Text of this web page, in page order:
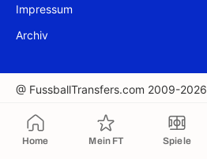
Home Mein FT Spiele
Impressum
Archiv
@ FussballTransfers.com 2009-2026
In die Zwischenablage kopiert